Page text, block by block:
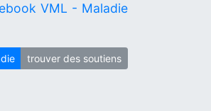
VML - Maladie
trouver des soutiens